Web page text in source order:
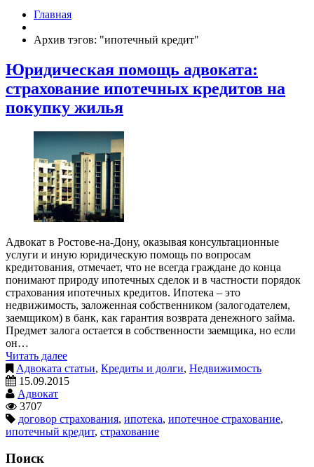
Главная
Архив тэгов: "ипотечный кредит"
Юридическая помощь адвоката:
страхование ипотечных кредитов на
покупку жилья
Адвокат в Ростове-на-Дону, оказывая консультационные
услуги и иную юридическую помощь по вопросам
кредитования, отмечает, что не всегда граждане до конца
понимают природу ипотечных сделок и в частности порядок
страхования ипотечных кредитов. Ипотека – это
недвижимость, заложенная собственником (залогодателем,
заемщиком) в банк, как гарантия возврата денежного займа.
Предмет залога остается в собственности заемщика, но если
он…
Читать далее
Адвоката статьи, Кредиты и долги, Недвижимость
15.09.2015
Адвокат
3707
договор страхования, ипотека, ипотечное страхование,
ипотечный кредит, страхование
Поиск